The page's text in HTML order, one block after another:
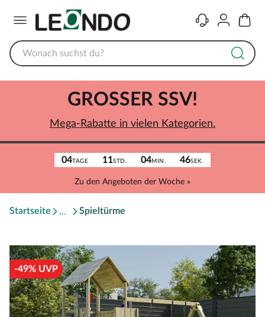
KontaktKonto
04TAGE 11STD. 04MIN. 46SEK.
Zu den Angeboten der Woche »
GROSSER SSV!
Mega-Rabatte in vielen Kategorien.
Startseite Spieltürme
-49% UVP